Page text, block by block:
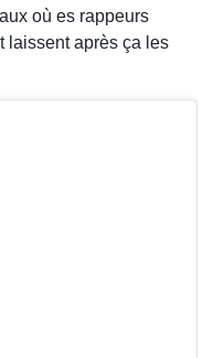
où es rappeurs
laissent après ça les